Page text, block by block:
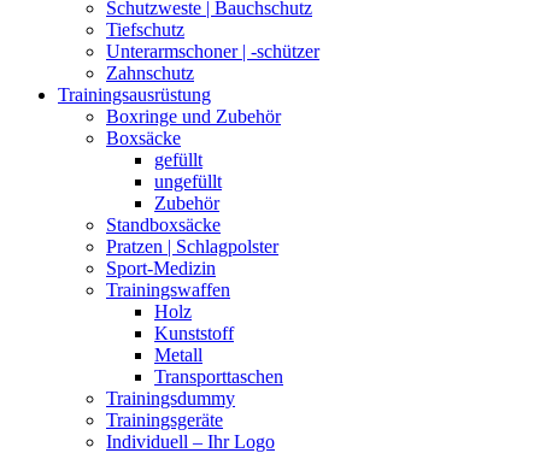
Schutzweste | Bauchschutz
Tiefschutz
Unterarmschoner | -schützer
Zahnschutz
Trainingsausrüstung
Boxringe und Zubehör
Boxsäcke
gefüllt
ungefüllt
Zubehör
Standboxsäcke
Pratzen | Schlagpolster
Sport-Medizin
Trainingswaffen
Holz
Kunststoff
Metall
Transporttaschen
Trainingsdummy
Trainingsgeräte
Individuell – Ihr Logo